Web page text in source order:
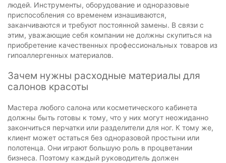
людей. Инструменты, оборудование и одноразовые
приспособления со временем изнашиваются,
заканчиваются и требуют постоянной замены. В связи с
этим, уважающие себя компании не должны скупиться на
приобретение качественных профессиональных товаров из
гипоаллергенных материалов.
Зачем нужны расходные материалы для
салонов красоты
Мастера любого салона или косметического кабинета
должны быть готовы к тому, что у них могут неожиданно
закончиться перчатки или разделители для ног. К тому же,
клиент может остаться без одноразовой простыни или
полотенца. Они играют большую роль в процветании
бизнеса. Поэтому каждый руководитель должен